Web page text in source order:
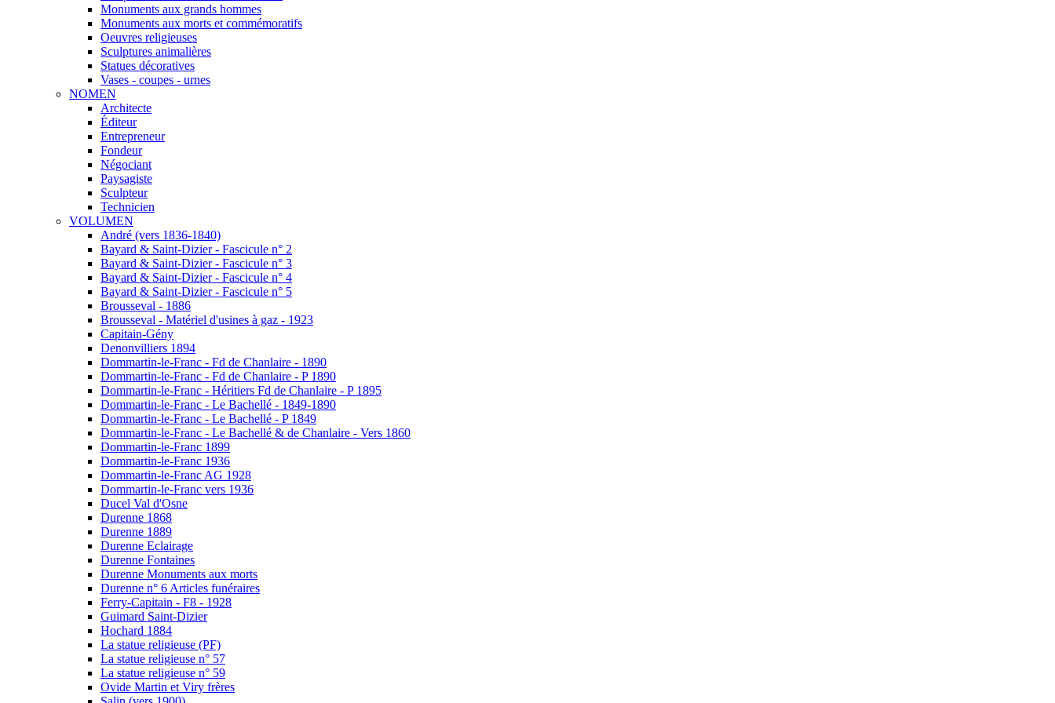
Monuments aux grands hommes
Monuments aux morts et commémoratifs
Oeuvres religieuses
Sculptures animalières
Statues décoratives
Vases - coupes - urnes
NOMEN
Architecte
Éditeur
Entrepreneur
Fondeur
Négociant
Paysagiste
Sculpteur
Technicien
VOLUMEN
André (vers 1836-1840)
Bayard & Saint-Dizier - Fascicule n° 2
Bayard & Saint-Dizier - Fascicule n° 3
Bayard & Saint-Dizier - Fascicule n° 4
Bayard & Saint-Dizier - Fascicule n° 5
Brousseval - 1886
Brousseval - Matériel d'usines à gaz - 1923
Capitain-Gény
Denonvilliers 1894
Dommartin-le-Franc - Fd de Chanlaire - 1890
Dommartin-le-Franc - Fd de Chanlaire - P 1890
Dommartin-le-Franc - Héritiers Fd de Chanlaire - P 1895
Dommartin-le-Franc - Le Bachellé - 1849-1890
Dommartin-le-Franc - Le Bachellé - P 1849
Dommartin-le-Franc - Le Bachellé & de Chanlaire - Vers 1860
Dommartin-le-Franc 1899
Dommartin-le-Franc 1936
Dommartin-le-Franc AG 1928
Dommartin-le-Franc vers 1936
Ducel Val d'Osne
Durenne 1868
Durenne 1889
Durenne Eclairage
Durenne Fontaines
Durenne Monuments aux morts
Durenne n° 6 Articles funéraires
Ferry-Capitain - F8 - 1928
Guimard Saint-Dizier
Hochard 1884
La statue religieuse (PF)
La statue religieuse n° 57
La statue religieuse n° 59
Ovide Martin et Viry frères